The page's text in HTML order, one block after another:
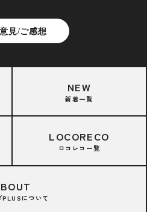
NEW
新着一覧
LOCORECO
ロコレコ一覧
PLUSについて